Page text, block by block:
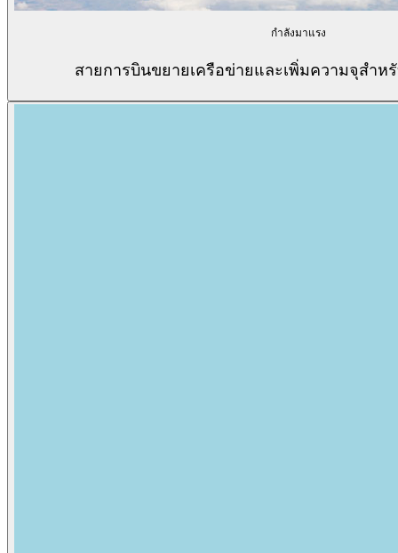
กำลังมาแรง
สายการบินขยายเครือข่ายและเพิ่มความจุสำห